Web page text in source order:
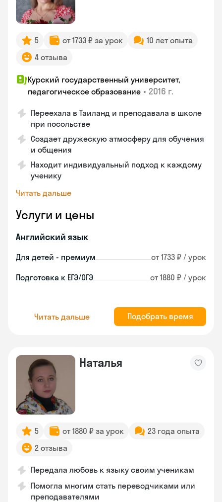
5 от 1733 ₽ за урок
10 лет опыта
4 отзыва
Курский государственный университет,
педагогическое образование • 2016 г.
Переехала в Таиланд и преподавала в школе
при посольстве
Создает дружескую атмосферу для обучения
и общения
Находит индивидуальный подход к каждому
ученику
Читать дальше
Услуги и цены
Английский язык
Для детей - премиум от 1733 ₽ / урок
Подготовка к ЕГЭ/ОГЭ от 1880 ₽ / урок
Читать дальше Подобрать время
Наталья
5 от 1880 ₽ за урок
23 года опыта
2 отзыва
Передала любовь к языку своим ученикам
Помогла многим стать переводчиками или
преподавателями